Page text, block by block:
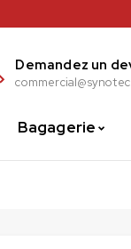
Demandez un
Bagagerie